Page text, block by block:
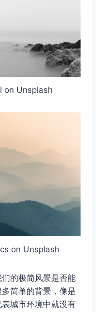
on Unsplash
on Unsplash
的极简风景是否能
简单的背景，像是
城市环境中就没有